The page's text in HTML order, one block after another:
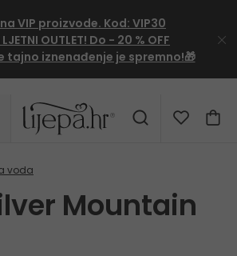
na VIP proizvode. Kod: VIP30
OUTLET! Do - 20 % OFF
tajno iznenađenje je spremno!🎁
Mountain